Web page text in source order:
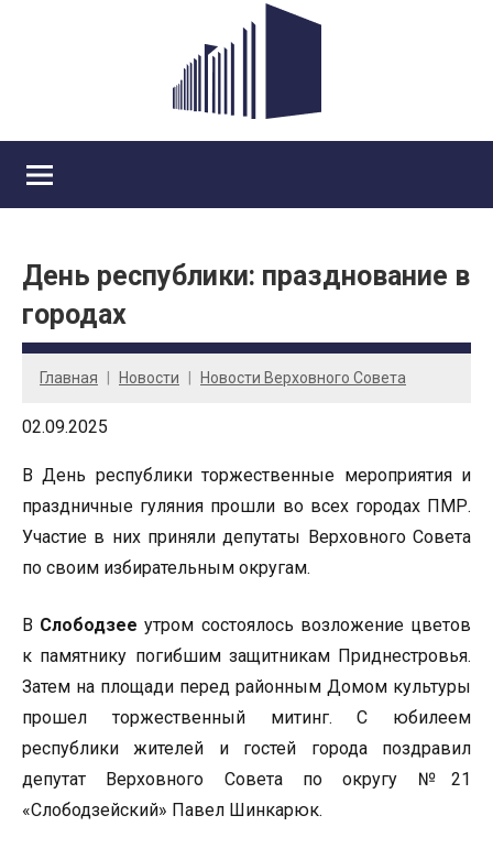
День республики: празднование в
городах
Главная Новости Новости Верховного Совета
02.09.2025
В День республики торжественные мероприятия и
праздничные гуляния прошли во всех городах ПМР.
Участие в них приняли депутаты Верховного Совета
по своим избирательным округам.
В Слободзее утром состоялось возложение цветов
к памятнику погибшим защитникам Приднестровья.
Затем на площади перед районным Домом культуры
прошел торжественный митинг. С юбилеем
республики жителей и гостей города поздравил
депутат Верховного Совета по округу №21
«Слободзейский» Павел Шинкарюк.